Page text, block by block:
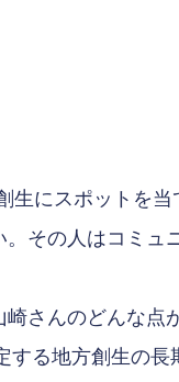
にスポットを当
その人はコミュ
さんのどんな点
る地方創生の長